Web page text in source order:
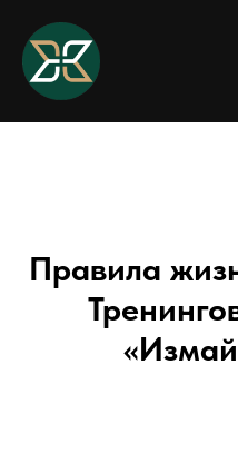
Правила